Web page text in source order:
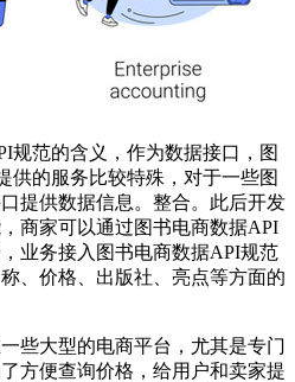
范的含义，作为数据接口，图
供的服务比较特殊，对于一些图
提供数据信息。整合。此后开发
商家可以通过图书电商数据API
业务接入图书电商数据API规范
、价格、出版社、亮点等方面的
大型的电商平台，尤其是专门
方便查询价格，给用户和卖家提